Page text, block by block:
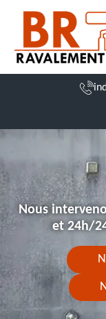
Nous
et 24h/